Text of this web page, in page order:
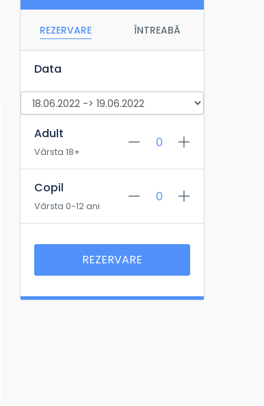
REZERVARE ÎNTREABĂ
Data
Adult
Vârsta 18+
Copil
Vârsta 0-12 ani
REZERVARE